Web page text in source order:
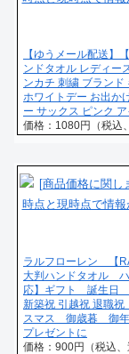
【ゆうメール配送】
ンドタオル レディー
ンカチ 刺繍 ブランド
ホワイトデー お出か
ー サックス ピンク
価格：1080円（税込
ラルフローレン 【
大判ハンドタオル
応】ギフト 誕生日
新築祝 引越祝 退
スマス 御歳暮 御
プレゼントに
価格：900円（税込